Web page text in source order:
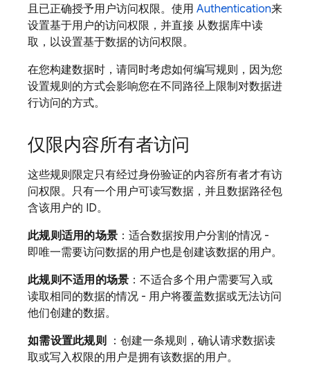
且已正确授予用户访问权限。使用 Authentication来
设置基于用户的访问权限，并直接 从数据库中读
取，以设置基于数据的访问权限。
在您构建数据时，请同时考虑如何编写规则，因为您
设置规则的方式会影响您在不同路径上限制对数据进
行访问的方式。
仅限内容所有者访问
这些规则限定只有经过身份验证的内容所有者才有访
问权限。只有一个用户可读写数据，并且数据路径包
含该用户的 ID。
此规则适用的场景 ：适合数据按用户分割的情况 -
即唯一需要访问数据的用户也是创建该数据的用户。
此规则不适用的场景 ：不适合多个用户需要写入或
读取相同的数据的情况 - 用户将覆盖数据或无法访问
他们创建的数据。
如需设置此规则 ：创建一条规则，确认请求数据读
取或写入权限的用户是拥有该数据的用户。